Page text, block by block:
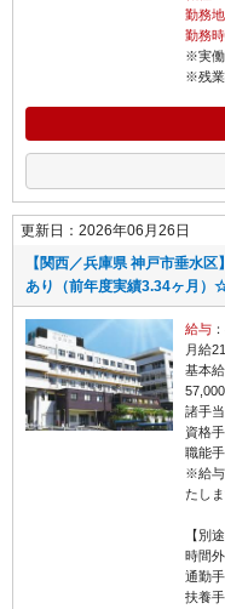
勤務地
勤務
※実働
※残業
更新日：2026年06月26日
【関西／兵庫県 神戸市垂水
あり（前年度実績3.34ヶ月
給与
月給
基本
諸手
資格
職能
※給与
たしま
【別
時間
通勤
扶養